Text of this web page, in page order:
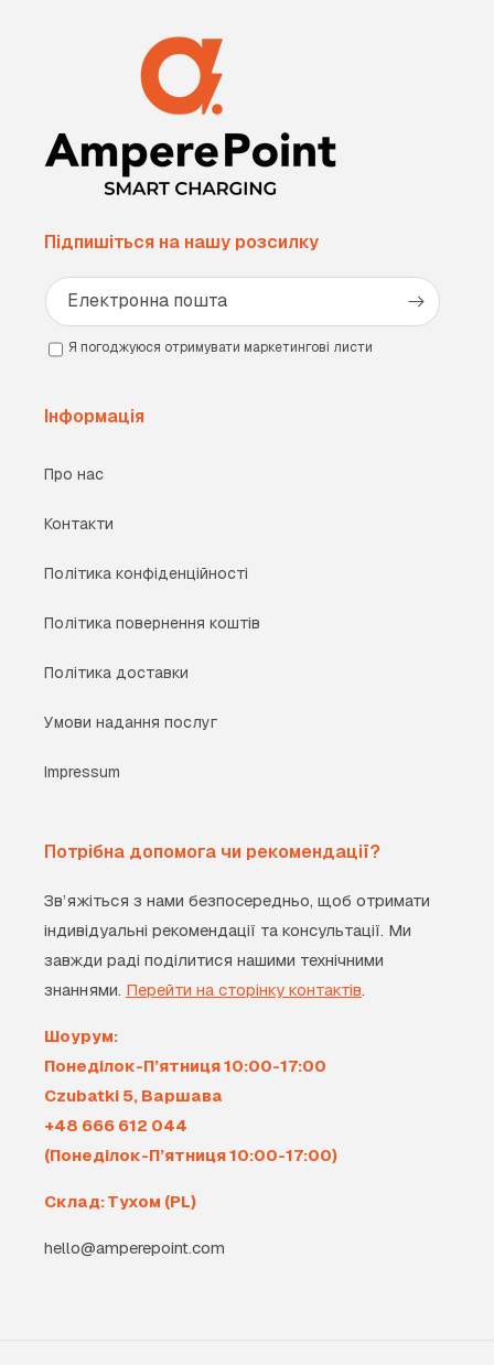
Підпишіться на нашу розсилку
Електронна пошта
Я погоджуюся отримувати маркетингові листи
Інформація
Про нас
Контакти
Політика конфіденційності
Політика повернення коштів
Політика доставки
Умови надання послуг
Impressum
Потрібна допомога чи рекомендації?
Зв’яжіться з нами безпосередньо, щоб отримати
індивідуальні рекомендації та консультації. Ми
завжди раді поділитися нашими технічними
знаннями. Перейти на сторінку контактів.
Шоурум:
Понеділок-П’ятниця 10:00-17:00
Czubatki 5, Варшава
+48 666 612 044
(Понеділок-П’ятниця 10:00-17:00)
Склад: Тухом (PL)
hello@amperepoint.com